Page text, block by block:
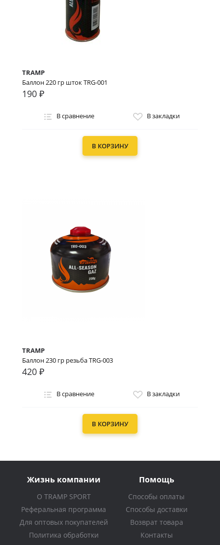
TRAMP
Баллон 220 гр шток TRG-001
190 ₽
В сравнение В закладки
В КОРЗИНУ
TRAMP
Баллон 230 гр резьба TRG-003
420 ₽
В сравнение В закладки
В КОРЗИНУ
Жизнь компании
О TRAMP SPORT
Реферальная программа
Для оптовых покупателей
Политика обработки
Помощь
Способы оплаты
Способы доставки
Возврат товара
Контакты